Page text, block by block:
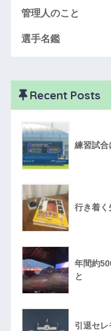
管理人のこと
選手名鑑
Recent Posts
練習試合
行き着く
年間約
と
引退セ